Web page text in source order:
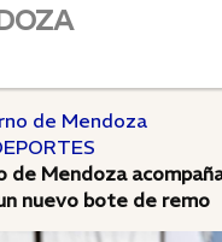
de Mendoza
de Mendoza
nuevo bote de remo